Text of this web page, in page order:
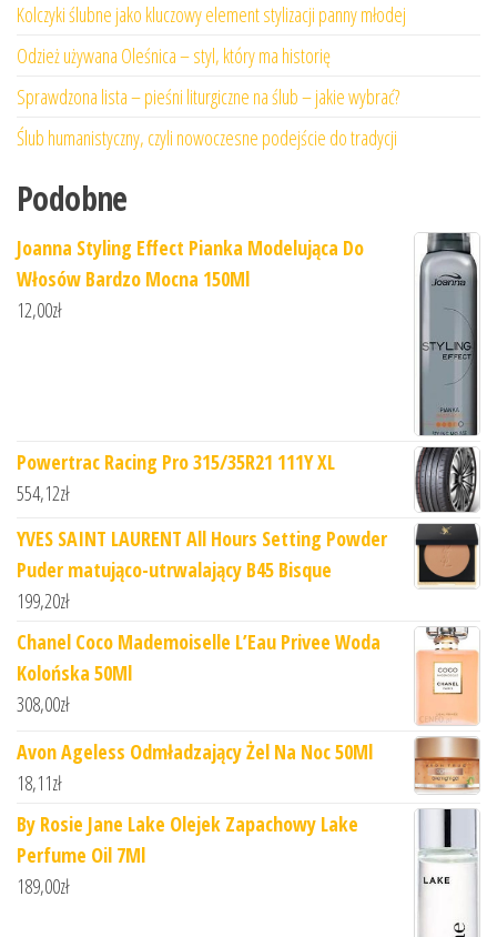
Kolczyki ślubne jako kluczowy element stylizacji panny młodej
Odzież używana Oleśnica – styl, który ma historię
Sprawdzona lista – pieśni liturgiczne na ślub – jakie wybrać?
Ślub humanistyczny, czyli nowoczesne podejście do tradycji
Podobne
Joanna Styling Effect Pianka Modelująca Do
Włosów Bardzo Mocna 150Ml
12,00zł
Powertrac Racing Pro 315/35R21 111Y XL
554,12zł
YVES SAINT LAURENT All Hours Setting Powder
Puder matująco-utrwalający B45 Bisque
199,20zł
Chanel Coco Mademoiselle L’Eau Privee Woda
Kolońska 50Ml
308,00zł
Avon Ageless Odmładzający Żel Na Noc 50Ml
18,11zł
By Rosie Jane Lake Olejek Zapachowy Lake
Perfume Oil 7Ml
189,00zł